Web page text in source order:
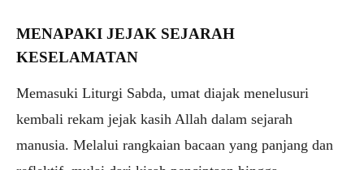
MENAPAKI JEJAK SEJARAH
KESELAMATAN
Memasuki Liturgi Sabda, umat diajak menelusuri
kembali rekam jejak kasih Allah dalam sejarah
manusia. Melalui rangkaian bacaan yang panjang dan